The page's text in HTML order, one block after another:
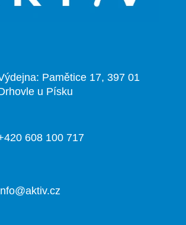
Pamětice 17, 397 01
u Písku
608 100 717